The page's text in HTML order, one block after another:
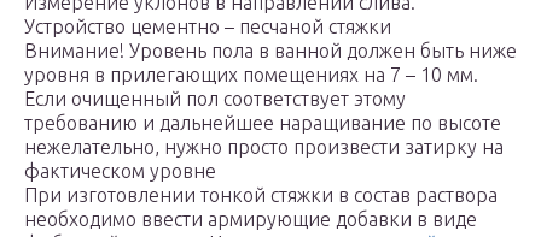
Устройство цементно – песчаной стяжки
Внимание! Уровень пола в ванной должен быть ниже
уровня в прилегающих помещениях на 7 – 10 мм.
Если очищенный пол соответствует этому
требованию и дальнейшее наращивание по высоте
нежелательно, нужно просто произвести затирку на
фактическом уровне
При изготовлении тонкой стяжки в состав раствора
необходимо ввести армирующие добавки в виде